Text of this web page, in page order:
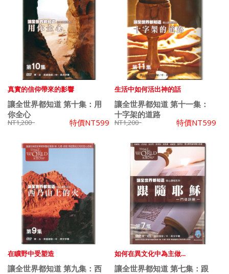
真實的信仰帶來的影響
讓全世界都知道 第十集：用
你全心
NT1,200 特價NT599
生活中如何活出神的話
讓全世界都知道 第十一集：
十字架的道路
NT1,200 特價NT599
在矌野中受塑造
讓全世界都知道 第九集：西
如何在異文化中為主做...
讓全世界都知道 第七集：跟